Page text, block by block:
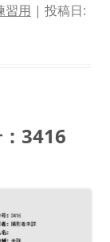
習用 | 投稿日:
3416